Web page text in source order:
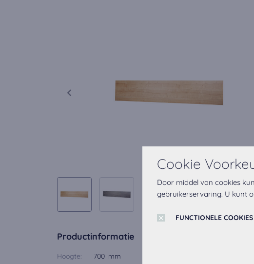
Cookie
Door middel van cookies
gebruikerservaring. U kunt
FUNCTIONELE COOKIES
Productinformatie
Hoogte:
700 mm